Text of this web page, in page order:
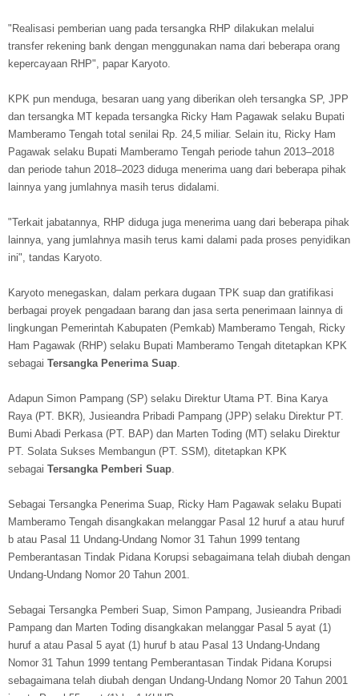
"Realisasi pemberian uang pada tersangka RHP dilakukan melalui
transfer rekening bank dengan menggunakan nama dari beberapa orang
kepercayaan RHP", papar Karyoto.
KPK pun menduga, besaran uang yang diberikan oleh tersangka SP, JPP
dan tersangka MT kepada tersangka Ricky Ham Pagawak selaku Bupati
Mamberamo Tengah total senilai Rp. 24,5 miliar. Selain itu, Ricky Ham
Pagawak selaku Bupati Mamberamo Tengah periode tahun 2013–2018
dan periode tahun 2018–2023 diduga menerima uang dari beberapa pihak
lainnya yang jumlahnya masih terus didalami.
"Terkait jabatannya, RHP diduga juga menerima uang dari beberapa pihak
lainnya, yang jumlahnya masih terus kami dalami pada proses penyidikan
ini", tandas Karyoto.
Karyoto menegaskan, dalam perkara dugaan TPK suap dan gratifikasi
berbagai proyek pengadaan barang dan jasa serta penerimaan lainnya di
lingkungan Pemerintah Kabupaten (Pemkab) Mamberamo Tengah, Ricky
Ham Pagawak (RHP) selaku Bupati Mamberamo Tengah ditetapkan KPK
sebagai Tersangka Penerima Suap
Adapun Simon Pampang (SP) selaku Direktur Utama PT. Bina Karya
Raya (PT. BKR), Jusieandra Pribadi Pampang (JPP) selaku Direktur PT.
Bumi Abadi Perkasa (PT. BAP) dan Marten Toding (MT) selaku Direktur
PT. Solata Sukses Membangun (PT. SSM), ditetapkan KPK
sebagai Tersangka Pemberi Suap
Sebagai Tersangka Penerima Suap, Ricky Ham Pagawak selaku Bupati
Mamberamo Tengah disangkakan melanggar Pasal 12 huruf a atau huruf
b atau Pasal 11 Undang-Undang Nomor 31 Tahun 1999 tentang
Pemberantasan Tindak Pidana Korupsi sebagaimana telah diubah dengan
Undang-Undang Nomor 20 Tahun 2001.
Sebagai Tersangka Pemberi Suap, Simon Pampang, Jusieandra Pribadi
Pampang dan Marten Toding disangkakan melanggar Pasal 5 ayat (1)
huruf a atau Pasal 5 ayat (1) huruf b atau Pasal 13 Undang-Undang
Nomor 31 Tahun 1999 tentang Pemberantasan Tindak Pidana Korupsi
sebagaimana telah diubah dengan Undang-Undang Nomor 20 Tahun 2001